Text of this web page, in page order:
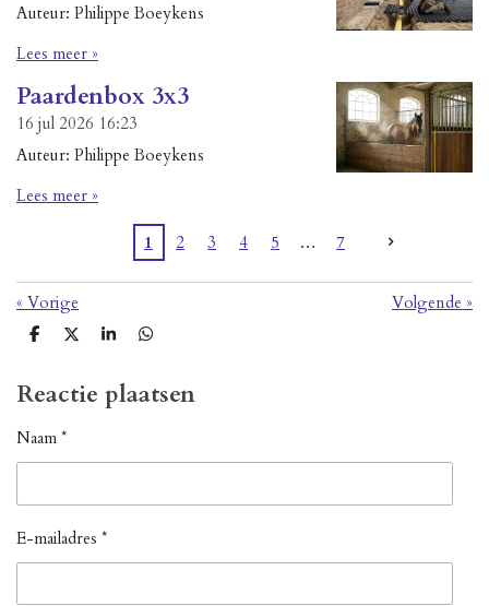
Auteur: Philippe Boeykens
Lees meer »
Paardenbox 3x3
16 jul 2026 16:23
Auteur: Philippe Boeykens
Lees meer »
1 2 3 4 5 7
« Vorige Volgende »
D
e
n
D
l
S
r
e
D
e
n
Reactie plaatsen
Naam *
E-mailadres *